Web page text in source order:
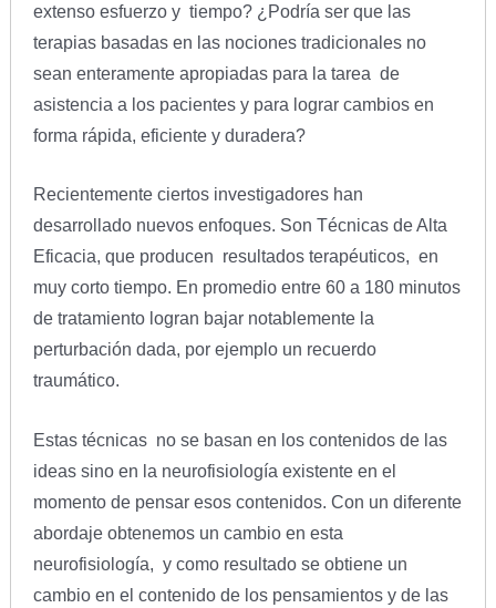
extenso esfuerzo y tiempo? ¿Podría ser que las
terapias basadas en las nociones tradicionales no
sean enteramente apropiadas para la tarea de
asistencia a los pacientes y para lograr cambios en
forma rápida, eficiente y duradera?
Recientemente ciertos investigadores han
desarrollado nuevos enfoques. Son Técnicas de Alta
Eficacia, que producen resultados terapéuticos, en
muy corto tiempo. En promedio entre 60 a 180 minutos
de tratamiento logran bajar notablemente la
perturbación dada, por ejemplo un recuerdo
traumático.
Estas técnicas no se basan en los contenidos de las
ideas sino en la neurofisiología existente en el
momento de pensar esos contenidos. Con un diferente
abordaje obtenemos un cambio en esta
neurofisiología, y como resultado se obtiene un
cambio en el contenido de los pensamientos y de las